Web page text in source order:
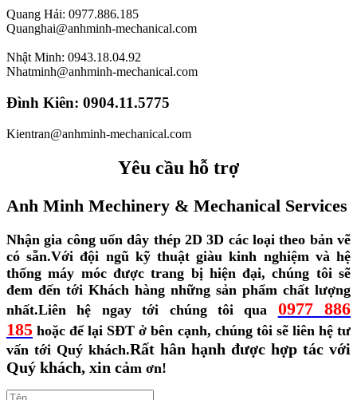
Quang Hải: 0977.886.185
Quanghai@anhminh-mechanical.com
Nhật Minh: 0943.18.04.92
Nhatminh@anhminh-mechanical.com
Đình Kiên: 0904.11.5775
Kientran@anhminh-mechanical.com
Yêu cầu hỗ trợ
Anh Minh Mechinery & Mechanical Services
Nhận gia công uốn dây thép 2D 3D các loại theo bản vẽ
có sẵn.Với đội ngũ kỹ thuật giàu kinh nghiệm và hệ
thống máy móc được trang bị hiện đại, chúng tôi sẽ
đem đến tới Khách hàng những sản phẩm chất lượng
nhất.Liên hệ ngay tới chúng tôi qua 0977 886
185 hoặc để lại SĐT ở bên cạnh, chúng tôi sẽ liên hệ tư
vấn tới Quý khách.Rất hân hạnh được hợp tác với
Quý khách, xin cảm ơn!